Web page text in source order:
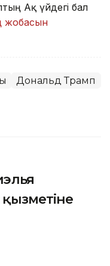
Ақ үйдегі бал
жобасын
Дональд Трамп